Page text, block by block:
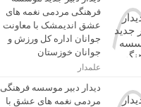
فرهنگی مردمی نغمه های
عشق اندیمشک با معاونت
جوانان اداره کل ورزش و
جوانان خوزستان
علمدار
دیدار دبیر موسسه فرهنگی
مردمی نغمه های عشق با